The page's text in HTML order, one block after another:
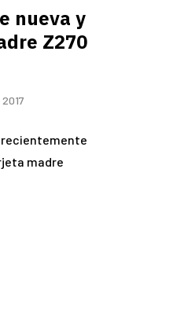
nueva y
Z270
recientemente
madre